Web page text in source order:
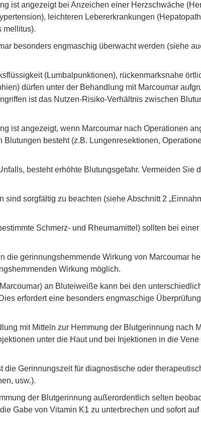
ist angezeigt bei Anzeichen einer Herzschwäche
leichteren Lebererkrankungen
mellitus).
besonders engmaschig überwacht werden (siehe
(Lumbalpunktionen), rückenmarksnahe
dürfen unter der Behandlung mit Marcoumar
ist das Nutzen-Risiko-Verhältnis zwischen
ist angezeigt, wenn Marcoumar nach Operationen
besteht (z.B. Lungenresektionen,
besteht erhöhte Blutungsgefahr. Vermeiden Sie
sorgfältig zu beachten (siehe Abschnitt 2
Schmerz- und Rheumamittel) sollten bei
die gerinnungshemmende Wirkung von Marcoumar
Wirkung möglich.
an Bluteiweiße kann bei den
erfordert eine besonders engmaschige
mit Mitteln zur Hemmung der Blutgerinnung nach
unter die Haut und bei Injektionen in die
Gerinnungszeit für diagnostische oder
usw.).
der Blutgerinnung außerordentlich selten
Gabe von Vitamin K1 zu unterbrechen und sofort